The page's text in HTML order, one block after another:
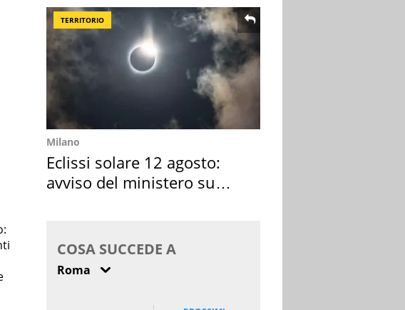
TERRITORIO
Milano
Eclissi solare 12 agosto:
avviso del ministero su